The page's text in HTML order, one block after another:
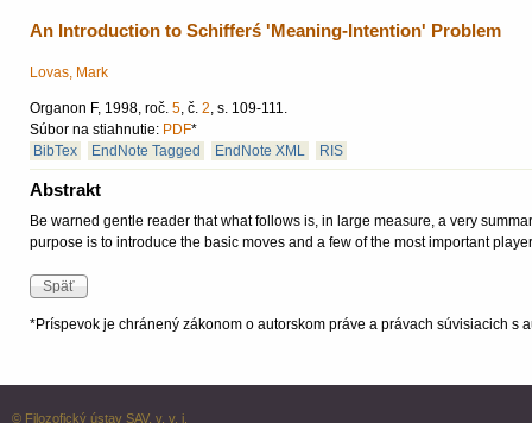
An Introduction to Schifferś 'Meaning-Intention' Problem
Lovas, Mark
Organon F, 1998, roč. 5, č. 2, s. 109-111.
Súbor na stiahnutie: PDF*
BibTex
EndNote Tagged EndNote XML RIS
Abstrakt
Be warned gentle reader that what follows is, in large measure, a very
purpose is to introduce the basic moves and a few of the most important
*Príspevok je chránený zákonom o autorskom práve a právach súvisiacich s
© Filozofický ústav SAV, v. v. i.